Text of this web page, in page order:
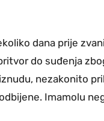
dana prije
do suđenja
nezakonito
Imamolu